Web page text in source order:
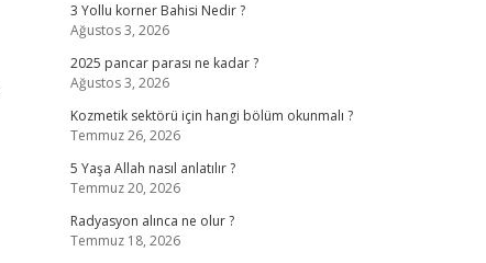
3 Yollu korner Bahisi Nedir ?
Ağustos 3, 2026
2025 pancar parası ne kadar ?
Ağustos 3, 2026
Kozmetik sektörü için hangi bölüm okunmalı ?
Temmuz 26, 2026
5 Yaşa Allah nasıl anlatılır ?
Temmuz 20, 2026
Radyasyon alınca ne olur ?
Temmuz 18, 2026